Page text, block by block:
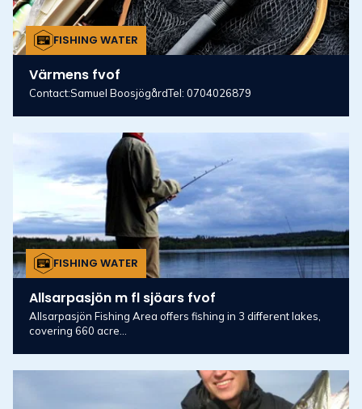
FISHING WATER
Värmens fvof
Contact:Samuel BoosjögårdTel: 0704026879
FISHING WATER
Allsarpasjön m fl sjöars fvof
Allsarpasjön Fishing Area offers fishing in 3 different lakes,
covering 660 acre...